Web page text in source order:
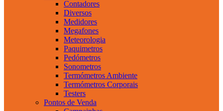
Contadores
Diversos
Medidores
Megafones
Meteorologia
Paquimetros
Pedómetros
Sonometros
Termómetros Ambiente
Termómetros Corporais
Testers
Pontos de Venda